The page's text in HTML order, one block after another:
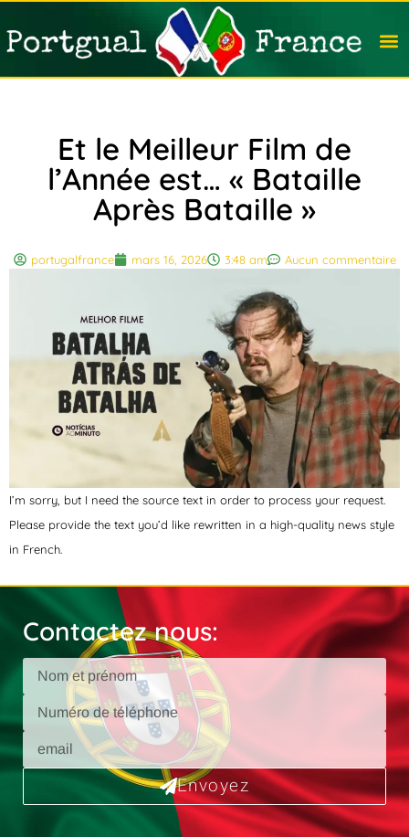
Et le Meilleur Film de
l’Année est… « Bataille
Après Bataille »
portugalfrance mars 16, 2026 3:48 am Aucun commentaire
I’m sorry, but I need the source text in order to process your request.
Please provide the text you’d like rewritten in a high-quality news style
in French.
Contactez nous:
Envoyez